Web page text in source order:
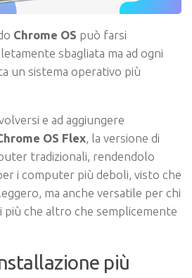
Chrome OS può farsi
sbagliata ma ad ogni
un sistema operativo più
e ad aggiungere
OS Flex , la versione di
tradizionali, rendendolo
i computer più deboli, visto che
ma anche versatile per chi
più che altro che semplicemente
più